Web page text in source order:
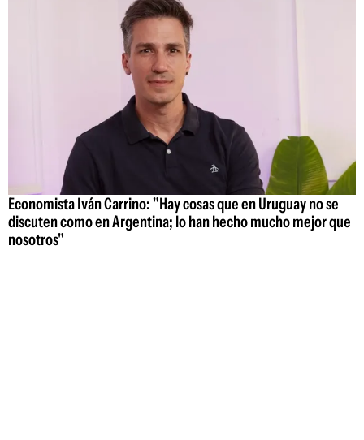
Economista Iván Carrino: "Hay cosas que en Uruguay no se
discuten como en Argentina; lo han hecho mucho mejor que
nosotros"